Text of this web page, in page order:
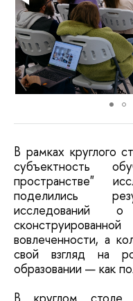
В рамках круглого
субъектность
пространстве"
поделились
вовлеченности, а
свой взгляд на
образовании — как